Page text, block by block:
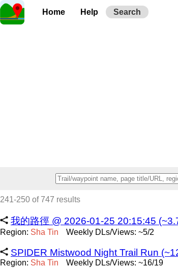
Home Help Search
241-250 of 747 results
我的路徑 @ 2026-01-25 20:15:45
Region: Sha Tin Weekly DLs/Views: ~5/2
SPIDER Mistwood Night Trail Run
Region: Sha Tin Weekly DLs/Views: ~16/19